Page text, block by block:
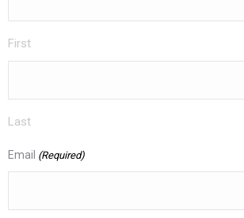
First
Last
Email (Required)